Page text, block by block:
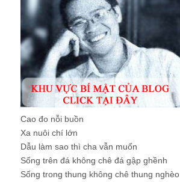
Cao đo nỗi buồn
Xa nuôi chí lớn
Dẫu làm sao thì cha vẫn muốn
Sống trên đá không chê đá gập ghềnh
Sống trong thung không chê thung nghèo